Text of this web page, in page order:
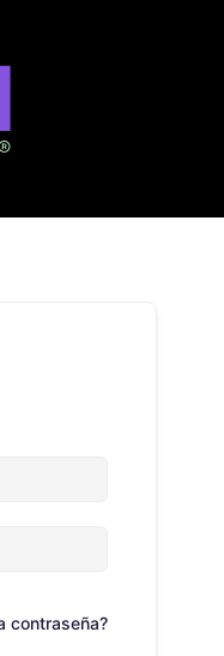
contraseña?